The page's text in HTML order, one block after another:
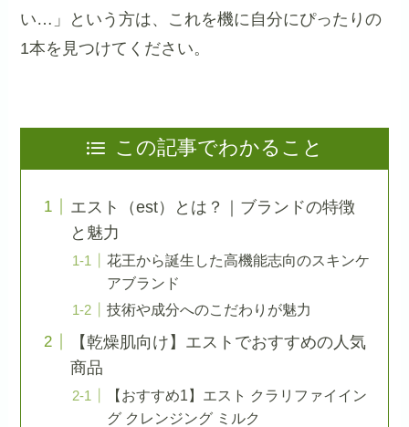
い…」という方は、これを機に自分にぴったりの
1本を見つけてください。
この記事でわかること
エスト（est）とは？｜ブランドの特徴
と魅力
花王から誕生した高機能志向のスキンケ
アブランド
技術や成分へのこだわりが魅力
【乾燥肌向け】エストでおすすめの人気
商品
【おすすめ1】エスト クラリファイイン
グ クレンジング ミルク